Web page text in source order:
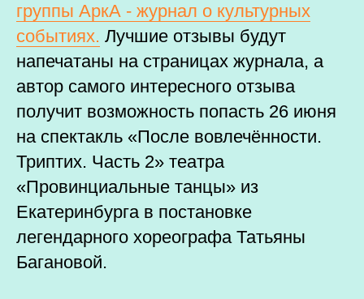
группы АркА - журнал о культурных
событиях. Лучшие отзывы будут
напечатаны на страницах журнала, а
автор самого интересного отзыва
получит возможность попасть 26 июня
на спектакль «После вовлечённости.
Триптих. Часть 2» театра
«Провинциальные танцы» из
Екатеринбурга в постановке
легендарного хореографа Татьяны
Багановой.